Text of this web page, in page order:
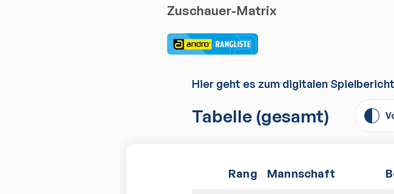
Zuschauer-Matrix
Hier geht es zum digitalen
Tabelle (gesamt)
Rang Mannschaft